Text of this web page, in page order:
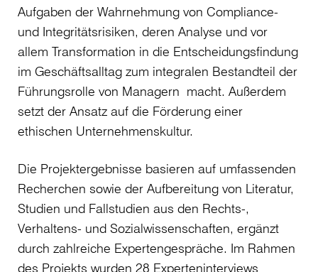
Aufgaben der Wahrnehmung von Compliance-
und Integritätsrisiken, deren Analyse und vor
allem Transformation in die Entscheidungsfindung
im Geschäftsalltag zum integralen Bestandteil der
Führungsrolle von Managern macht. Außerdem
setzt der Ansatz auf die Förderung einer
ethischen Unternehmenskultur.
Die Projektergebnisse basieren auf umfassenden
Recherchen sowie der Aufbereitung von Literatur,
Studien und Fallstudien aus den Rechts-,
Verhaltens- und Sozialwissenschaften, ergänzt
durch zahlreiche Expertengespräche. Im Rahmen
des Projekts wurden 28 Experteninterviews